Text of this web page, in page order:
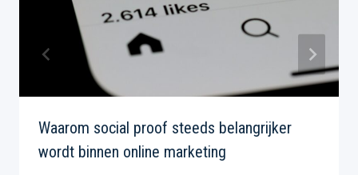
Waarom social proof steeds belangrijker
wordt binnen online marketing